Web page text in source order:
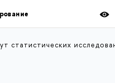
статистических